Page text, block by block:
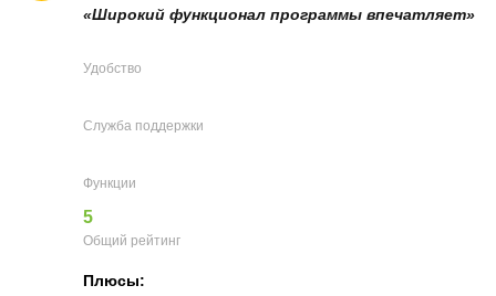
«Широкий функционал программы впечатляет»
Удобство
Служба поддержки
Функции
5
Общий рейтинг
Плюсы: